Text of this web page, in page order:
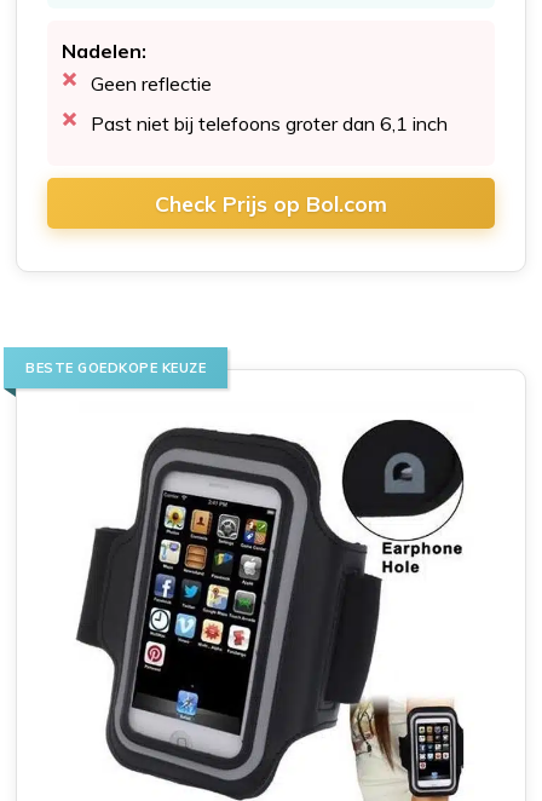
Nadelen:
Geen reflectie
Past niet bij telefoons groter dan 6,1 inch
Check Prijs op Bol.com
BESTE GOEDKOPE KEUZE